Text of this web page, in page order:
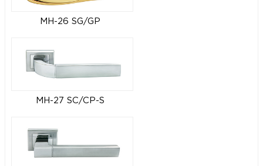
MH-26 SG/GP
MH-27 SC/CP-S